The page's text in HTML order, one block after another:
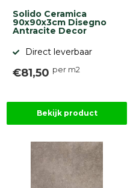
Solido Ceramica
90x90x3cm Disegno
Antracite Decor
Direct leverbaar
€81,50 per m2
Bekijk product